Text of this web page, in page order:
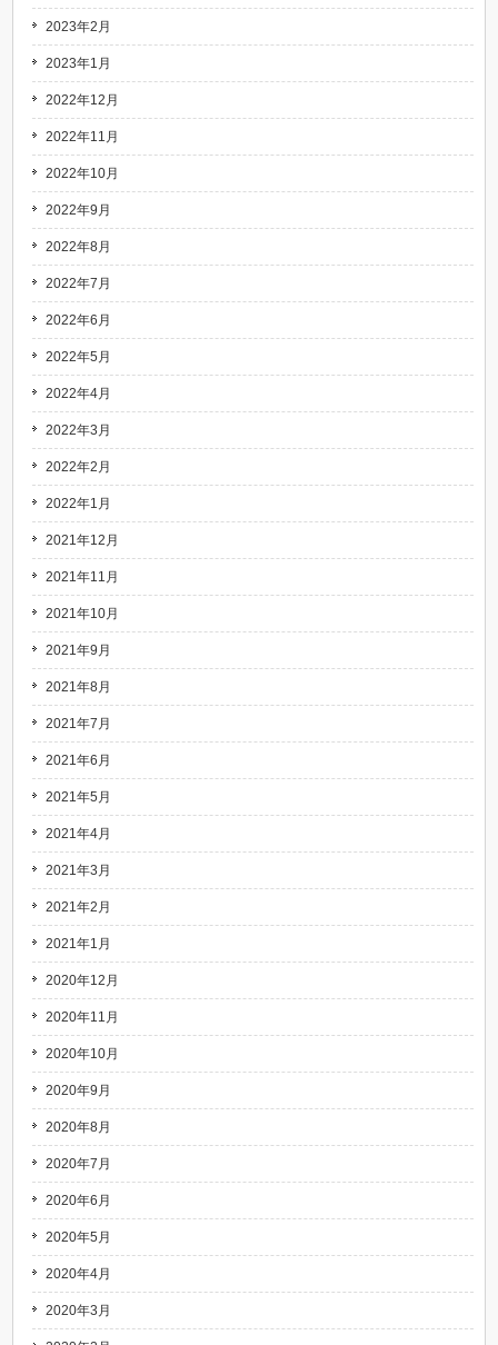
2023年2月
2023年1月
2022年12月
2022年11月
2022年10月
2022年9月
2022年8月
2022年7月
2022年6月
2022年5月
2022年4月
2022年3月
2022年2月
2022年1月
2021年12月
2021年11月
2021年10月
2021年9月
2021年8月
2021年7月
2021年6月
2021年5月
2021年4月
2021年3月
2021年2月
2021年1月
2020年12月
2020年11月
2020年10月
2020年9月
2020年8月
2020年7月
2020年6月
2020年5月
2020年4月
2020年3月